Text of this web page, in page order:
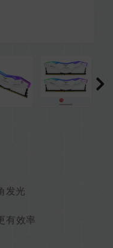
发光
有效率